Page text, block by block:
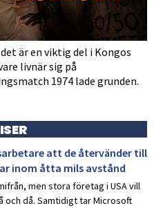
är en viktig del i Kongos
livnär sig på
1974 lade grunden.
att de återvänder till
inom åtta mils avstånd
men stora företag i USA vill
och då. Samtidigt tar Microsoft